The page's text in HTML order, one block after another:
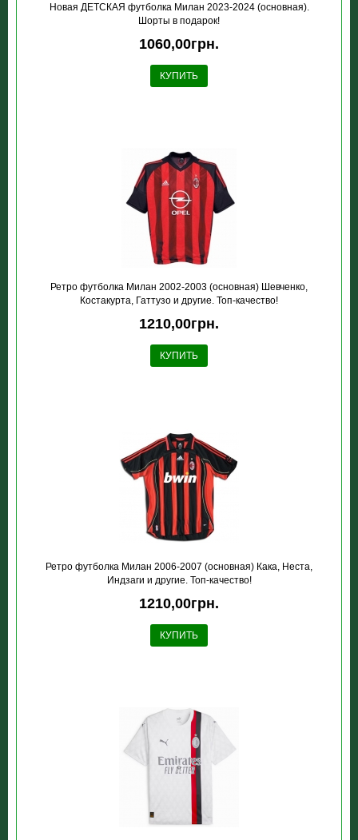
Новая ДЕТСКАЯ футболка Милан 2023-2024 (основная).
Шорты в подарок!
1060,00грн.
КУПИТЬ
Ретро футболка Милан 2002-2003 (основная) Шевченко,
Костакурта, Гаттузо и другие. Топ-качество!
1210,00грн.
КУПИТЬ
Ретро футболка Милан 2006-2007 (основная) Кака, Неста,
Индзаги и другие. Топ-качество!
1210,00грн.
КУПИТЬ